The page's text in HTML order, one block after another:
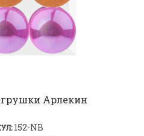
Арлекин
152-NB